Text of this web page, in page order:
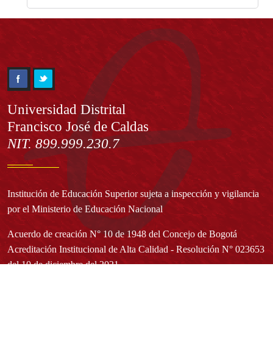
Información
Universidad Distrital
Francisco José de Caldas
NIT. 899.999.230.7
Institución de Educación Superior sujeta a inspección y vigilancia
por el Ministerio de Educación Nacional
Acuerdo de creación N° 10 de 1948 del Concejo de Bogotá
Acreditación Institucional de Alta Calidad - Resolución N° 023653
del 10 de diciembre del 2021